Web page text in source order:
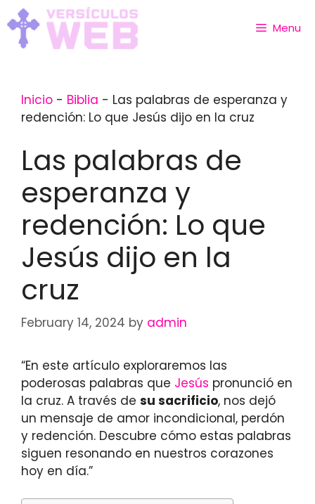
Skip
to
content
Menu
Inicio - Biblia - Las palabras de esperanza y
redención: Lo que Jesús dijo en la cruz
Las palabras de
esperanza y
redención: Lo que
Jesús dijo en la
cruz
February 14, 2024 by admin
“En este artículo exploraremos las
poderosas palabras que Jesús pronunció en
la cruz. A través de su sacrificio, nos dejó
un mensaje de amor incondicional, perdón
y redención. Descubre cómo estas palabras
siguen resonando en nuestros corazones
hoy en día.”